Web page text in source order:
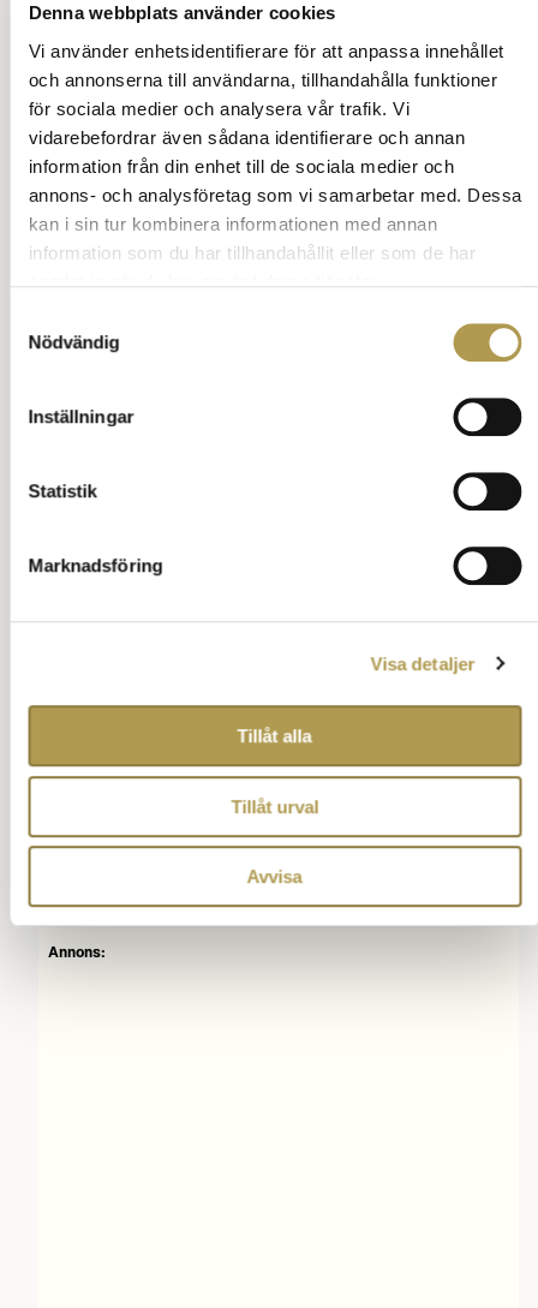
Denna webbplats använder cookies
Vi använder enhetsidentifierare för att anpassa innehållet
och annonserna till användarna, tillhandahålla funktioner
för sociala medier och analysera vår trafik. Vi
vidarebefordrar även sådana identifierare och annan
information från din enhet till de sociala medier och
annons- och analysföretag som vi samarbetar med. Dessa
kan i sin tur kombinera informationen med annan
information som du har tillhandahållit eller som de har
Nödvändig
Inställningar
Statistik
Marknadsföring
Visa detaljer
Tillåt alla
Tillåt urval
Avvisa
Sök på vett och etikett
Vett & etikett på stan
Kundvagnen
I snabbkassan
Annons:
Säg ”Jag ska av på den här våningen” och
låt angelägen, på kraftfullt sätt så att alla
ombord hör dig.
Om vägen ur förblir spärrad, skapa fysisk
kontakt, rör vid personernas axlar och
armbågar så att de vet att du avser
manövrera dig ut till dörren.
Om dörrar börjar till stängas, vädja till den
person som står närmast vid knappen att
behålla dörrarna öppna tills du klivit av.